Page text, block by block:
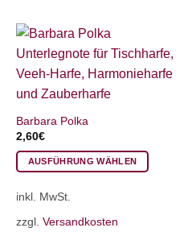
Barbara Polka
2,60€
AUSFÜHRUNG WÄHLEN
Produkt
inkl. MwSt.
zzgl. Versandkosten